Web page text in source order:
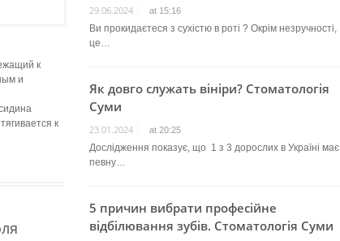
к
и
к
29.06.2024 at 15:16
Ви прокидаєтеся з сухістю в роті ? Окрім незручності,
це…
Як довго служать вініри? Стоматологія
Суми
23.01.2024 at 20:25
Дослідження показує, що 1 з 3 дорослих в Україні має
певну…
5 причин вибрати професійне
відбілювання зубів. Стоматологія Суми